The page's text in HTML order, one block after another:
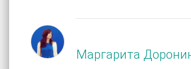
Маргарита